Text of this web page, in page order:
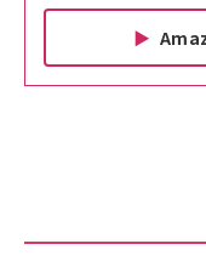
￥880
サポ
サポ